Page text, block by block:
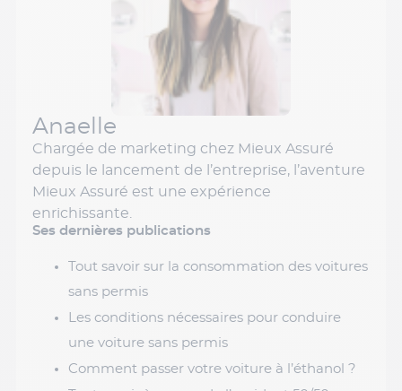
Anaelle
Chargée de marketing chez Mieux Assuré
depuis le lancement de l’entreprise, l’aventure
Mieux Assuré est une expérience
enrichissante.
Ses dernières publications
Tout savoir sur la consommation des voitures
sans permis
Les conditions nécessaires pour conduire
une voiture sans permis
Comment passer votre voiture à l’éthanol ?